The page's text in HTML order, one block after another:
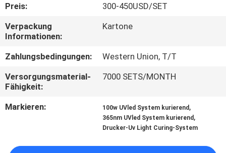
QUALITÄTSKONTROLLE
TRETEN
SIE
MIT
UNS
Preis:
300-450USD/SET
Verpackung
Informationen:
Kartone
Zahlungsbedingungen:
Western Union, T/T
Versorgungsmaterial-
Fähigkeit:
7000 SETS/MONTH
Markieren: 100w UVled System kurierend ,
365nm UVled System kurierend ,
Drucker-Uv Light Curing-System